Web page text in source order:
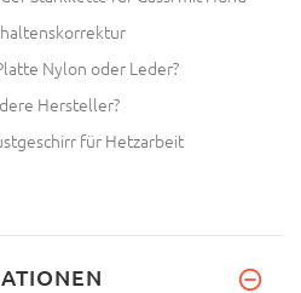
Nylon oder Leder?
Hersteller?
für Hetzarbeit